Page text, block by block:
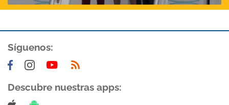
Síguenos:
Descubre nuestras apps: